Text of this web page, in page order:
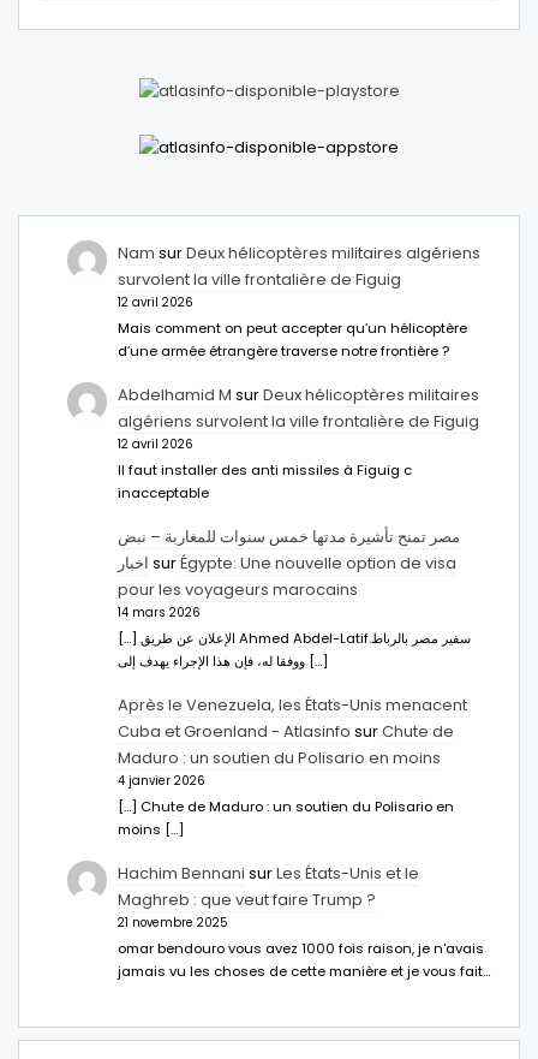
Nam surDeux hélicoptères militaires algériens
survolent la ville frontalière de Figuig
12 avril 2026
Mais comment on peut accepter qu’un hélicoptère
d’une armée étrangère traverse notre frontière ?
Abdelhamid M surDeux hélicoptères militaires
algériens survolent la ville frontalière de Figuig
12 avril 2026
Il faut installer des anti missiles à Figuig c
inacceptable
مصر تمنح تأشيرة مدتها خمس سنوات للمغاربة – نبض
اخبار surÉgypte: Une nouvelle option de visa
pour les voyageurs marocains
14 mars 2026
[…] الإعلان عن طريق Ahmed Abdel-Latifسفير مصر بالرباط.
ووفقا له، فإن هذا الإجراء يهدف إلى […]
Après le Venezuela, les États-Unis menacent
Cuba et Groenland - Atlasinfo surChute de
Maduro : un soutien du Polisario en moins
4 janvier 2026
[…] Chute de Maduro : un soutien du Polisario en
moins […]
Hachim Bennani surLes États-Unis et le
Maghreb : que veut faire Trump ?
21 novembre 2025
omar bendouro vous avez 1000 fois raison, je n'avais
jamais vu les choses de cette manière et je vous fait…